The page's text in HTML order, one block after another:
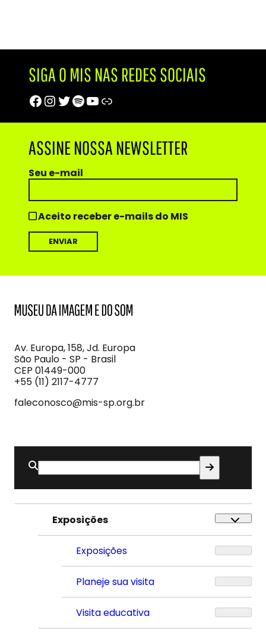
SIGA O MIS NAS REDES SOCIAIS
Facebook
Instagram
Twitter
Spotify
Youtube
Trip Advisor
ASSINE NOSSA NEWSLETTER
Seu e-mail
Aceito receber e-mails do MIS
Imagem
e
do
Som
Av. Europa, 158, Jd. Europa
São Paulo - SP - Brasil
CEP 01449-000
+55 (11) 2117-4777
faleconosco@mis-sp.org.br
Buscar
por:
Exposições
Exposições
Planeje sua visita
Visita educativa